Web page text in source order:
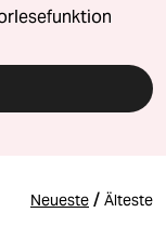
Neueste / Älteste